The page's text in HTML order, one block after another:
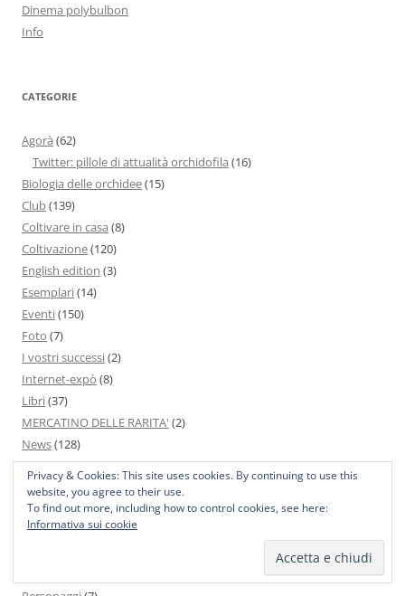
Dinema polybulbon
Info
CATEGORIE
Agorà (62)
Twitter: pillole di attualità orchidofila (16)
Biologia delle orchidee(15)
Club(139)
Coltivare in casa (8)
Coltivazione(120)
English edition (3)
Esemplari(14)
Eventi(150)
Foto (7)
I vostri successi(2)
Internet-expò (8)
Libri(37)
MERCATINO DELLE RARITA' (2)
News(128)
Portobello(4)
Non solo orchidee(58)
Opinioni(28)
Orchidee brasiliane(3)
Privacy & Cookies: This site uses cookies. By continuing to use this
website, you agree to their use.
To find out more, including how to control cookies, see here:
Informativa sui cookie